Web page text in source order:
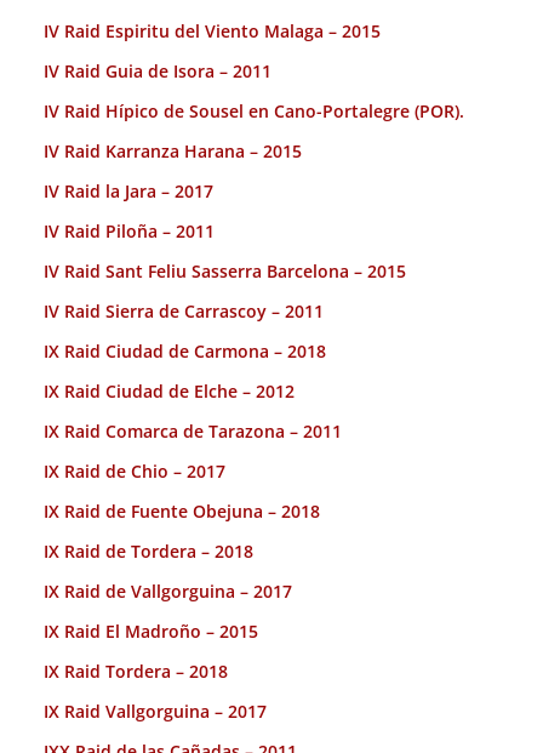
IV Raid Espiritu del Viento Malaga – 2015
IV Raid Guia de Isora – 2011
IV Raid Hípico de Sousel en Cano-Portalegre (POR).
IV Raid Karranza Harana – 2015
IV Raid la Jara – 2017
IV Raid Piloña – 2011
IV Raid Sant Feliu Sasserra Barcelona – 2015
IV Raid Sierra de Carrascoy – 2011
IX Raid Ciudad de Carmona – 2018
IX Raid Ciudad de Elche – 2012
IX Raid Comarca de Tarazona – 2011
IX Raid de Chio – 2017
IX Raid de Fuente Obejuna – 2018
IX Raid de Tordera – 2018
IX Raid de Vallgorguina – 2017
IX Raid El Madroño – 2015
IX Raid Tordera – 2018
IX Raid Vallgorguina – 2017